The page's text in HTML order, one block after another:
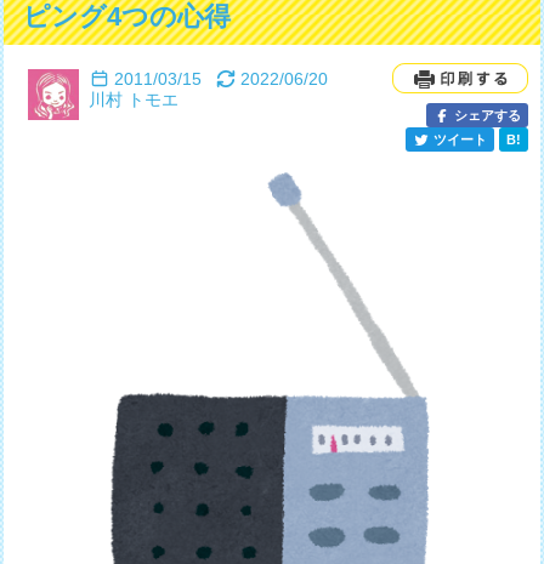
ピング4つの心得
2011/03/15
2022/06/20
川村 トモエ
シェアする
ツイート
B!